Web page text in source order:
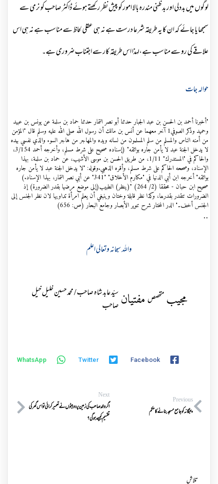
لوگوں میں بددلی اور بد ظنی مندرہ بالا امور کو پیش نظر رکھتے ہوئے ڈاکٹر صاحب کو نرمی سے
سمجھا یا جائے کہ ان کا یہ طریقہ شرعا درست ہے نہ ہی عقلی لحاظ سے مناسب ہے نہ ہی اس
علاقے کی رو سے مناسب ہے،لہذا اس طریقہ کار سے اجتناب ضروری ہے۔
حوالہ جات
"أخبرنا أحمد بن الحسن بن عبد الجبار حدثنا أبو نصر التمار حدثنا حماد بن سلمة عن يونس بن عبيد
وحميد وذكر الصوفي1 آخر معهما عن أنس بن مالك أن رسول الله صلى الله عليه وسلم قال "المؤمن
من أمنه الناس والمسلم من سلم المسلمون من لسانه ويده والمهاجر من هاجر السوء والذي نفسي بيده
لا يدخل الجنة عبد لا يأمن جاره بوائقه" (إسناده صحيح على شرط مسلم، وأخرجه أحمد 3/154،
والحاكم في "المستدرك" 1/11، من طريق الحسن بن موسى الأشيب، عن حماد بن سلمة، بهذا
الإسناد، وصححه الحاكم على شرط مسلم، وأقره الذهبي.وقوله: "لا يدخل الجنة عبد لا يأمن جاره
بوائقه" أخرجه ابن أبي الدنيا في "مكارم الأخلاق" "341" عن أبي نصر التمار، بهذا الإسناد.)
صحيح ابن حبان - محققا (2/ 264) "(ينظر) الطبيب(إلى موضع مرضها بقدر الضرورة) إذ
الضرورات تتقدر بقدرھا، وكذا نظر قابلة وختان وينبغي أن يعلم امرأة تداويها لان نظر الجنس إلى
الجنس أخف۔" الدر المختار شرح تنوير الأبصار وجامع البحار (ص: 656)
..
واللہ سبحانہ وتعالی اعلم
مجیب متخصص مفتیان سیّد عابد شاہ صاحب / محمد حسین خلیل خیل
صاحب
Facebook
Twitter
WhatsApp
Previous
پنجگانہ کو جامع مسجد بنانے کا حکم
Next
اگر والد صاحب کی زمین پر دو بیٹوں نے تعمیر کرائی تو اس گھر کی
تقسیم کیسے ہوگی؟
تلاش